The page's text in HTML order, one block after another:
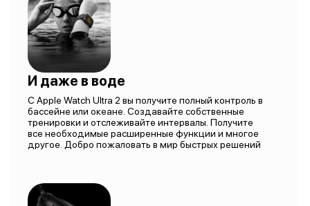
И даже в воде
С Apple Watch Ultra 2 вы получите полный контроль в
бассейне или океане. Создавайте собственные
тренировки и отслеживайте интервалы. Получите
все необходимые расширенные функции и многое
другое. Добро пожаловать в мир быстрых решений